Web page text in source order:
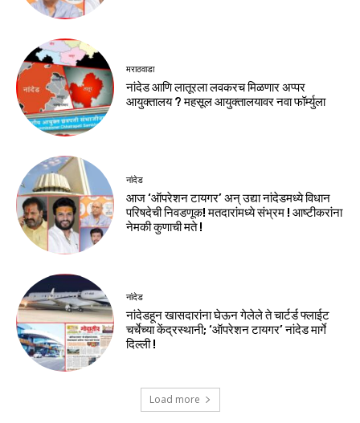
मराठवाडा
नांदेड आणि लातूरला लवकरच मिळणार अप्पर
आयुक्तालय ? महसूल आयुक्तालयावर नवा फॉर्म्युला
नांदेड
आज ‘ऑपरेशन टायगर’ अन् उद्या नांदेडमध्ये विधान
परिषदेची निवडणूक! मतदारांमध्ये संभ्रम ! आष्टीकरांना
नेमकी कुणाची मते !
नांदेड
नांदेडहून खासदारांना घेऊन गेलेले ते चार्टर्ड फ्लाईट
चर्चेच्या केंद्रस्थानी; ‘ऑपरेशन टायगर’ नांदेड मार्गे
दिल्ली !
Load more